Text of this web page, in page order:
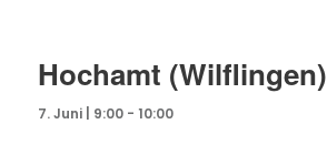
Hochamt (Wilflingen)
7. Juni | 9:00- 10:00